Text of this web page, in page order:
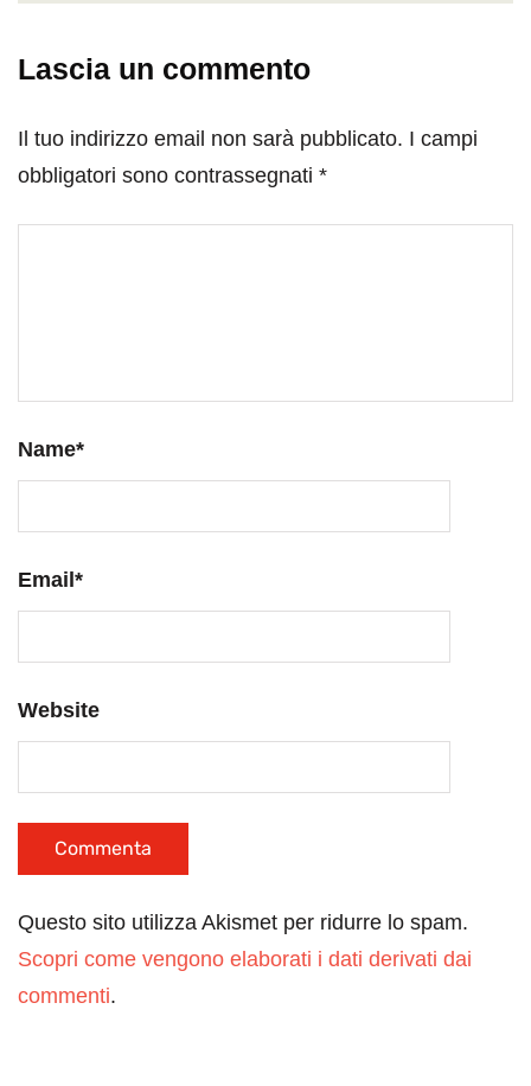
Lascia un commento
Il tuo indirizzo email non sarà pubblicato. I campi
obbligatori sono contrassegnati *
Name*
Email *
Website
Questo sito utilizza Akismet per ridurre lo spam.
Scopri come vengono elaborati i dati derivati dai
commenti.